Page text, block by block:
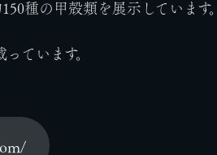
種の甲殻類を展示しています。
ています。